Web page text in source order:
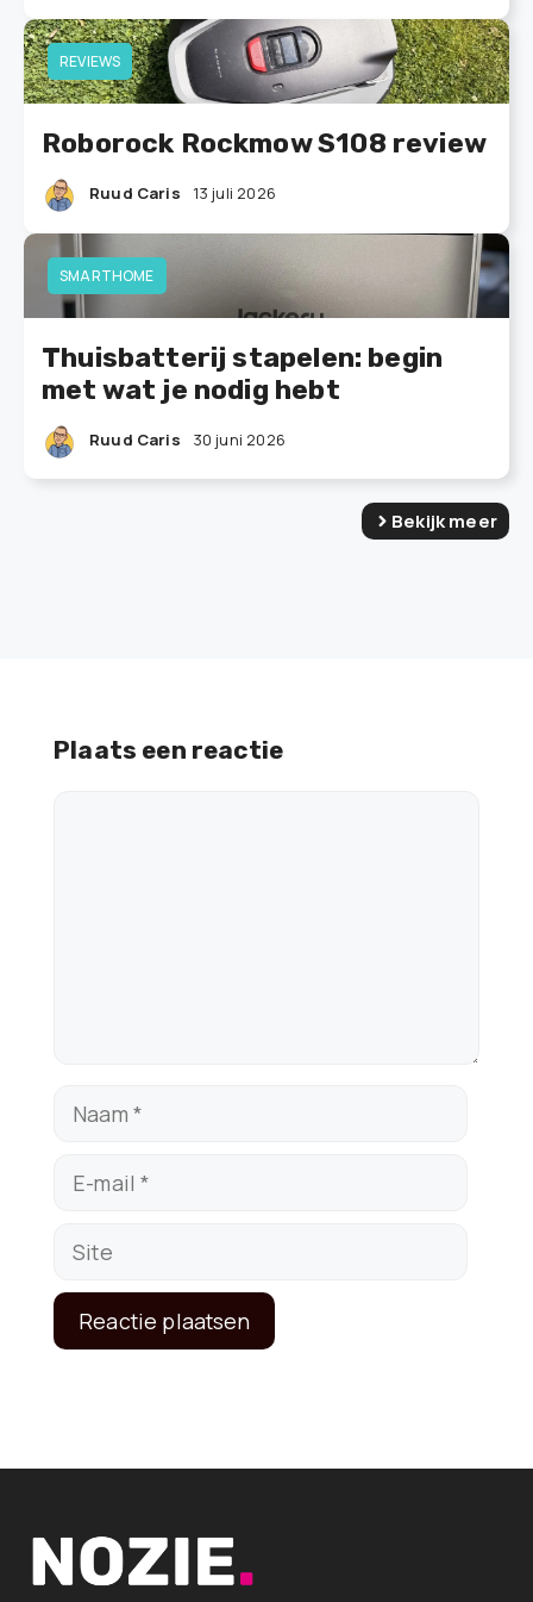
REVIEWS
Roborock Rockmow S108 review
Ruud Caris 13 juli 2026
SMARTHOME
Thuisbatterij stapelen: begin
met wat je nodig hebt
Ruud Caris 30 juni 2026
Bekijk meer
Plaats een reactie
Naam
E-
mail
Site
e
n
a